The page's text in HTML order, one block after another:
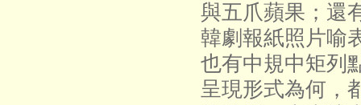
與五爪蘋果；還
韓劇報紙照片喻
也有中規中矩列
呈現形式為何，